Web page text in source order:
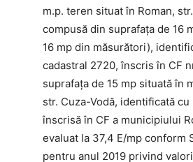
m.p. teren situat în Roman,
compusă din suprafața de 16
16 mp din măsurători),
cadastral 2720, înscris în CF
suprafața de 15 mp situată în
str. Cuza-Vodă, identificată cu
înscrisă în CF a municipiului
evaluat la 37,4 E/mp conform
pentru anul 2019 privind